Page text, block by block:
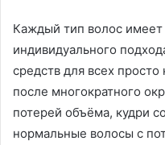
Каждый тип волос имеет
индивидуального
средств для всех
после многократного
потерей объёма, кудри
нормальные волосы с